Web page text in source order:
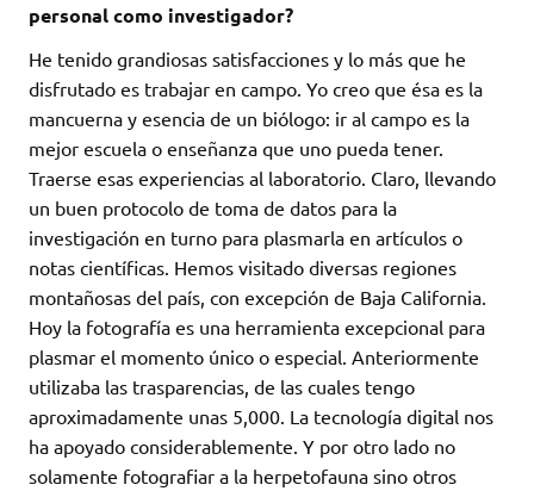
personal como investigador?
He tenido grandiosas satisfacciones y lo más que he
disfrutado es trabajar en campo. Yo creo que ésa es la
mancuerna y esencia de un biólogo: ir al campo es la
mejor escuela o enseñanza que uno pueda tener.
Traerse esas experiencias al laboratorio. Claro, llevando
un buen protocolo de toma de datos para la
investigación en turno para plasmarla en artículos o
notas científicas. Hemos visitado diversas regiones
montañosas del país, con excepción de Baja California.
Hoy la fotografía es una herramienta excepcional para
plasmar el momento único o especial. Anteriormente
utilizaba las trasparencias, de las cuales tengo
aproximadamente unas 5,000. La tecnología digital nos
ha apoyado considerablemente. Y por otro lado no
solamente fotografiar a la herpetofauna sino otros